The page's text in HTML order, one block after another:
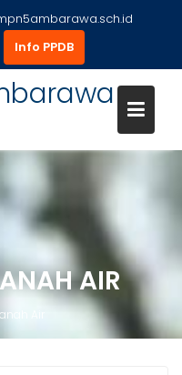
Info PPDB
AIR
Air